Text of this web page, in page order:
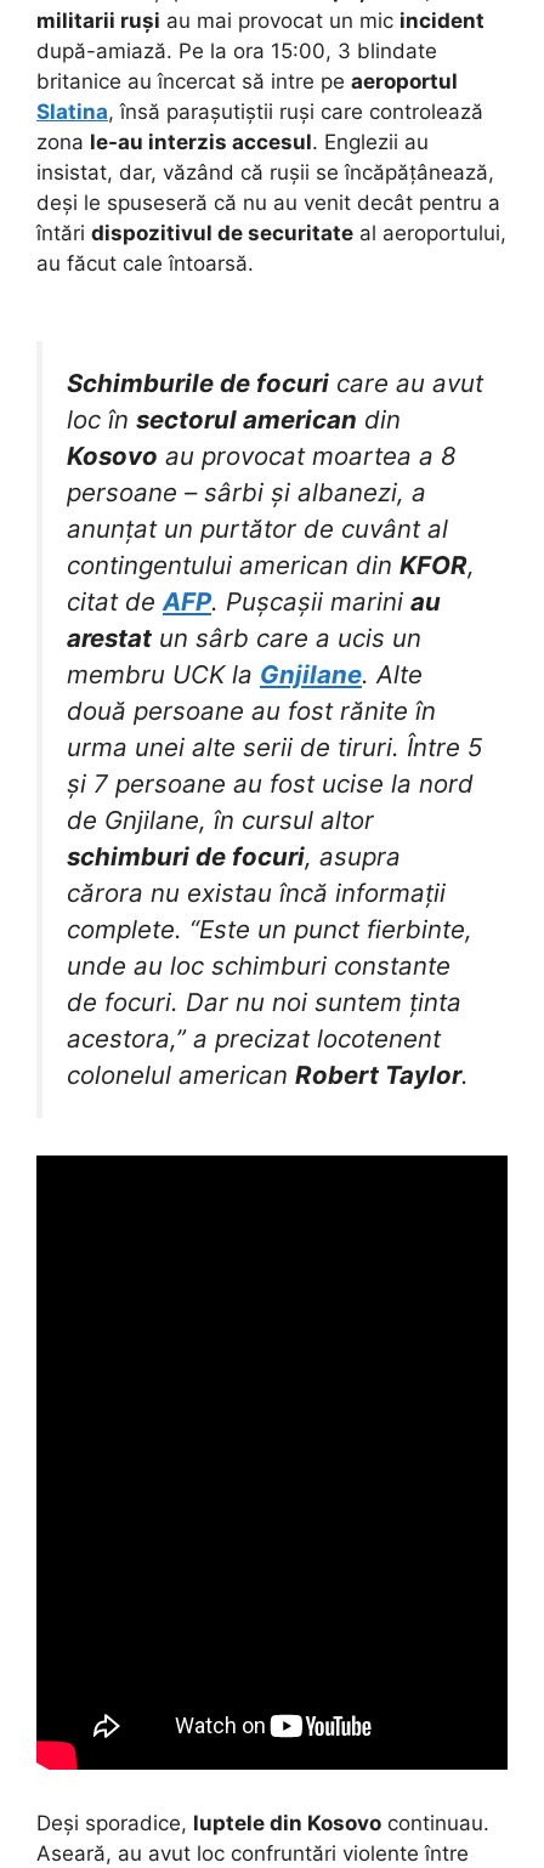
militarii ruși au mai provocat un mic incident
după-amiază. Pe la ora 15:00, 3 blindate
britanice au încercat să intre pe aeroportul
Slatina, însă parașutiștii ruși care controlează
zona le-au interzis accesul. Englezii au
insistat, dar, văzând că rușii se încăpățânează,
deși le spuseseră că nu au venit decât pentru a
întări dispozitivul de securitate al aeroportului,
au făcut cale întoarsă.
Schimburile de focuri care au avut
loc în sectorul american din
Kosovo au provocat moartea a 8
persoane – sârbi și albanezi, a
anunțat un purtător de cuvânt al
contingentului american din KFOR,
citat deAFP. Pușcașii marini au
arestat un sârb care a ucis un
membru UCK la Gnjilane. Alte
două persoane au fost rănite în
urma unei alte serii de tiruri. Între 5
și 7 persoane au fost ucise la nord
de Gnjilane, în cursul altor
schimburi de focuri, asupra
cărora nu existau încă informații
complete. “Este un punct fierbinte,
unde au loc schimburi constante
de focuri. Dar nu noi suntem ținta
acestora,” a precizat locotenent
colonelul american Robert Taylor.
Deși sporadice, luptele din Kosovo continuau.
Aseară, au avut loc confruntări violente între